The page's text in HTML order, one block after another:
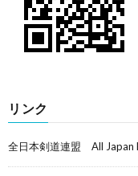
リンク
全日本剣道連盟 All Japan